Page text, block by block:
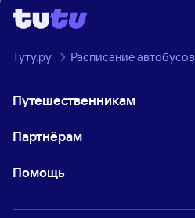
Туту.ру Расписание автобусов
Путешественникам
Партнёрам
Помощь